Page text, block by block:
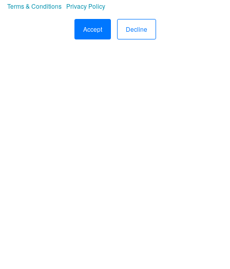
Terms & Conditions Privacy Policy
Accept Decline
Plataforma SmartBus